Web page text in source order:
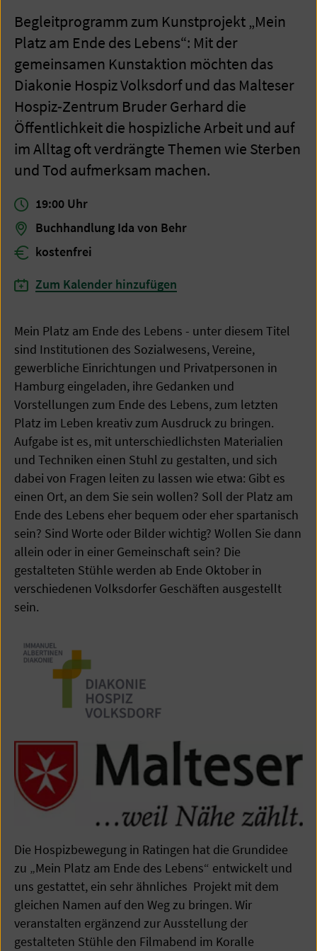
Begleitprogramm zum Kunstprojekt „Mein
Platz am Ende des Lebens“: Mit der
gemeinsamen Kunstaktion möchten das
Diakonie Hospiz Volksdorf und das Malteser
Hospiz-Zentrum Bruder Gerhard die
Öffentlichkeit die hospizliche Arbeit und auf
im Alltag oft verdrängte Themen wie Sterben
und Tod aufmerksam machen.
19:00 Uhr
Buchhandlung Ida von Behr
kostenfrei
Zum Kalender hinzufügen
Mein Platz am Ende des Lebens - unter diesem Titel
sind Institutionen des Sozialwesens, Vereine,
gewerbliche Einrichtungen und Privatpersonen in
Hamburg eingeladen, ihre Gedanken und
Vorstellungen zum Ende des Lebens, zum letzten
Platz im Leben kreativ zum Ausdruck zu bringen.
Aufgabe ist es, mit unterschiedlichsten Materialien
und Techniken einen Stuhl zu gestalten, und sich
dabei von Fragen leiten zu lassen wie etwa: Gibt es
einen Ort, an dem Sie sein wollen? Soll der Platz am
Ende des Lebens eher bequem oder eher spartanisch
sein? Sind Worte oder Bilder wichtig? Wollen Sie dann
allein oder in einer Gemeinschaft sein? Die
gestalteten Stühle werden ab Ende Oktober in
verschiedenen Volksdorfer Geschäften ausgestellt
sein.
Die Hospizbewegung in Ratingen hat die Grundidee
zu „Mein Platz am Ende des Lebens“ entwickelt und
uns gestattet, ein sehr ähnliches Projekt mit dem
gleichen Namen auf den Weg zu bringen. Wir
veranstalten ergänzend zur Ausstellung der
gestalteten Stühle den Filmabend im Koralle